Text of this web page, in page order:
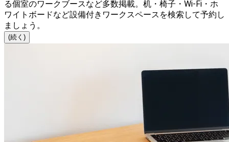
る個室のワークブースなど多数掲載。机・椅子・Wi-Fi・ホ
ワイトボードなど設備付きワークスペースを検索して予約し
ましょう。
(続く)